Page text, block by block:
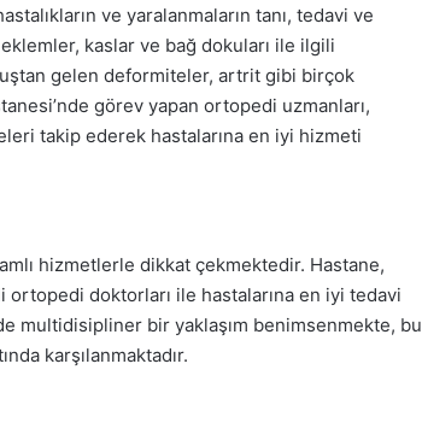
ve yaralanmaların tanı, tedavi ve
kaslar ve bağ dokuları ile ilgili
gelen deformiteler, artrit gibi birçok
görev yapan ortopedi uzmanları,
takip ederek hastalarına en iyi hizmeti
hizmetlerle dikkat çekmektedir. Hastane,
ortopedi doktorları ile hastalarına en iyi tedavi
multidisipliner bir yaklaşım benimsenmekte, bu
karşılanmaktadır.